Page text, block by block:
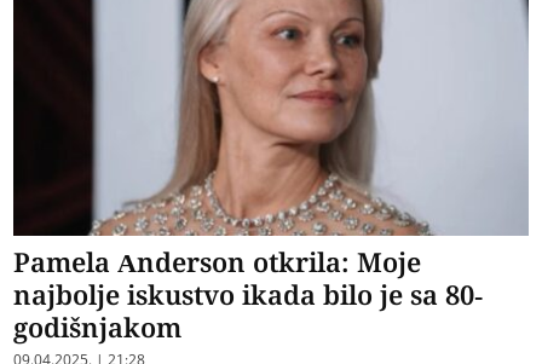
Pamela Anderson otkrila: Moje
najbolje iskustvo ikada bilo je sa 80-
godišnjakom
09.04.2025. | 21:28